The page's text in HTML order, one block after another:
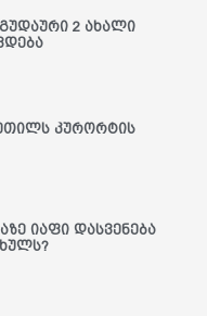
2 ახალი
კურორტის
იაფი დასვენება